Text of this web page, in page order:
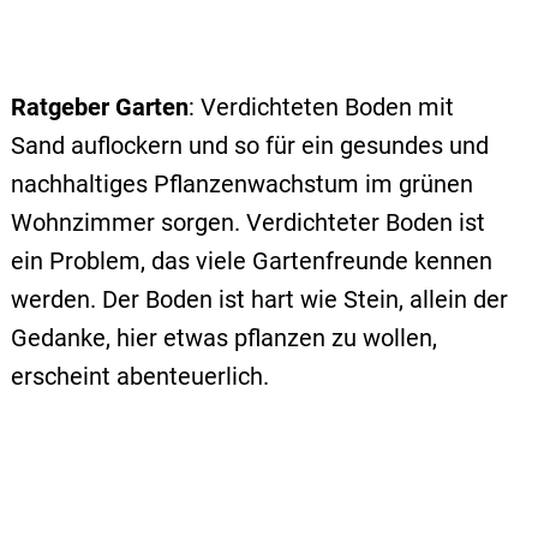
Ratgeber Garten: Verdichteten Boden mit
Sand auflockern und so für ein gesundes und
nachhaltiges Pflanzenwachstum im grünen
Wohnzimmer sorgen. Verdichteter Boden ist
ein Problem, das viele Gartenfreunde kennen
werden. Der Boden ist hart wie Stein, allein der
Gedanke, hier etwas pflanzen zu wollen,
erscheint abenteuerlich.